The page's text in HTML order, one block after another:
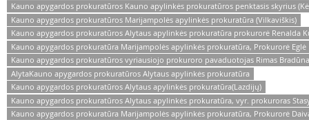
Kauno apygardos prokuratūros Kauno apylinkės prokuratūros penktasis skyrius
Kauno apygardos prokuratūros Marijampolės apylinkės prokuratūra (Vilkaviškis)
Kauno apygardos prokuratūros Alytaus apylinkės prokuratūra prokurorė Renalda
Kauno apygardos prokuratūra Marijampolės apylinkės prokuratūra, Prokurorė Eglė
Kauno apygardos prokuratūros vyriausiojo prokuroro pavaduotojas Rimas
AlytaKauno apygardos prokuratūros Alytaus apylinkės prokuratūra
Kauno apygardos prokuratūros Alytaus apylinkės prokuratūra(Lazdijų)
Kauno apygardos prokuratūros Alytaus apylinkės prokuratūra, vyr. prokuroras
Kauno apygardos prokuratūra Marijampolės apylinkės prokuratūra, Prokurorė